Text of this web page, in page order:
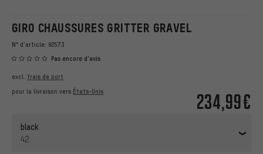
GIRO CHAUSSURES GRITTER GRAVEL
N° d'article: 92573
Pas encore d'avis
234,99€
excl. frais de port
pour la livraison vers États-Unis
black
42